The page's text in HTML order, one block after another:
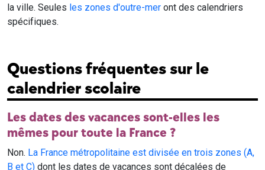
la ville. Seules les zones d'outre-mer ont des calendriers
spécifiques.
Questions fréquentes sur le
calendrier scolaire
Les dates des vacances sont-elles les
mêmes pour toute la France ?
Non. La France métropolitaine est divisée en trois zones (A,
B et C) dont les dates de vacances sont décalées de